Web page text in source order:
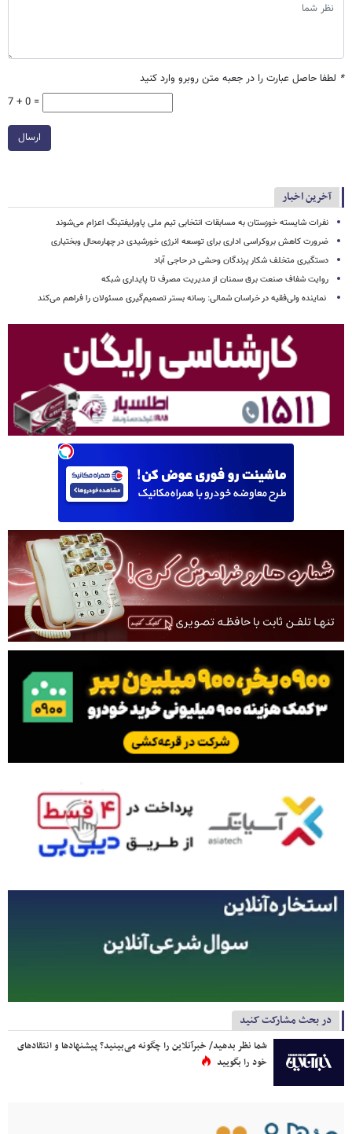
* لطفا حاصل عبارت را در جعبه متن روبرو وارد کنید
7 + 0 =
ارسال
آخرین اخبار
نفرات شایسته خوزستان به مسابقات انتخابی تیم ملی پاورلیفتینگ اعزام می‌شوند
ضرورت کاهش بروکراسی اداری برای توسعه انرژی خورشیدی در چهارمحال وبختیاری
دستگیری متخلف شکار پرندگان وحشی در حاجی آباد
روایت شفاف صنعت برق سمنان از مدیریت مصرف تا پایداری شبکه
نماینده ولی‌فقیه در خراسان شمالی: رسانه بستر تصمیم‌گیری مسئولان را فراهم می‌کند
در بحث مشارکت کنید
شما نظر بدهید/ خبرآنلاین را چگونه می‌بینید؟ پیشنهادها و انتقادهای
خود را بگویید